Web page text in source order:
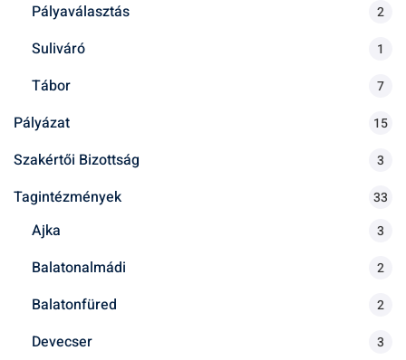
Pályaválasztás 2
Suliváró 1
Tábor 7
Pályázat 15
Szakértői Bizottság 3
Tagintézmények 33
Ajka 3
Balatonalmádi 2
Balatonfüred 2
Devecser 3